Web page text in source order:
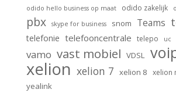
odido hello business op maat odido zakelijk
pbx skype for business snom Teams
telefonie telefooncentrale telepo uc
vamo vast mobiel VDSL
xelion xelion 7 xelion 8 xelion
yealink